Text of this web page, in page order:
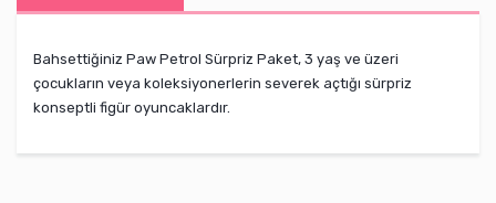
Bahsettiğiniz Paw Petrol Sürpriz Paket, 3 yaş ve üzeri
çocukların veya koleksiyonerlerin severek açtığı sürpriz
konseptli figür oyuncaklardır.